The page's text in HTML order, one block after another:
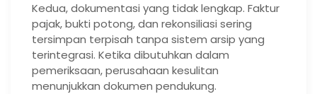
Kedua, dokumentasi yang tidak lengkap. Faktur
pajak, bukti potong, dan rekonsiliasi sering
tersimpan terpisah tanpa sistem arsip yang
terintegrasi. Ketika dibutuhkan dalam
pemeriksaan, perusahaan kesulitan
menunjukkan dokumen pendukung.